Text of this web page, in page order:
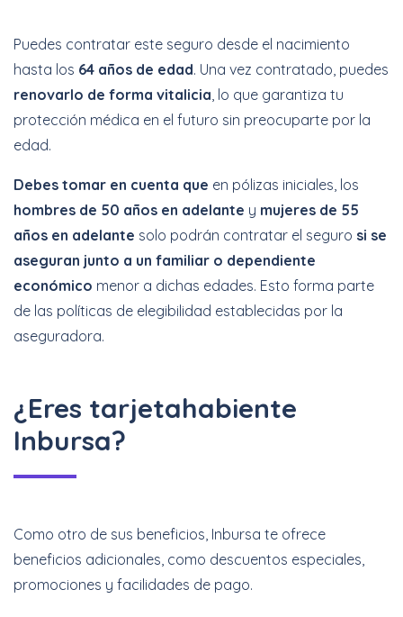
Puedes contratar este seguro desde el nacimiento
hasta los 64 años de edad. Una vez contratado, puedes
renovarlo de forma vitalicia, lo que garantiza tu
protección médica en el futuro sin preocuparte por la
edad.
Debes tomar en cuenta que en pólizas iniciales, los
hombres de 50 años en adelante y mujeres de 55
años en adelante solo podrán contratar el seguro si se
aseguran junto a un familiar o dependiente
económico menor a dichas edades. Esto forma parte
de las políticas de elegibilidad establecidas por la
aseguradora.
¿Eres tarjetahabiente
Inbursa?
Como otro de sus beneficios, Inbursa te ofrece
beneficios adicionales, como descuentos especiales,
promociones y facilidades de pago.